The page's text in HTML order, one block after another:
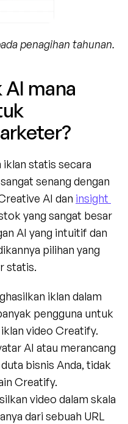
penagihan tahunan.
mana
statis secara
senang dengan
AI dan insight
yang sangat besar
AI yang intuitif dan
pilihan yang
statis.
iklan dalam
pengguna untuk
video Creatify.
AI atau merancang
bisnis Anda, tidak
Creatify.
video dalam skala
dari sebuah URL